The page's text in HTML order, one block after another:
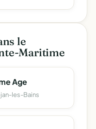
le
Maritime
Age
les-Bains